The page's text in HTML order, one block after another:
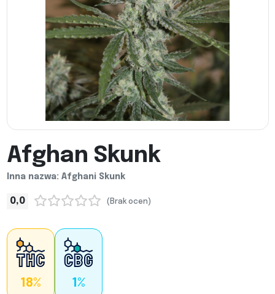
Afghan Skunk
Inna nazwa: Afghani Skunk
0,0 (Brak ocen)
18% 1%